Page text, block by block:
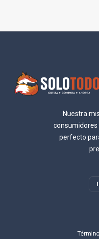
Nuestra
consumidores
perfecto